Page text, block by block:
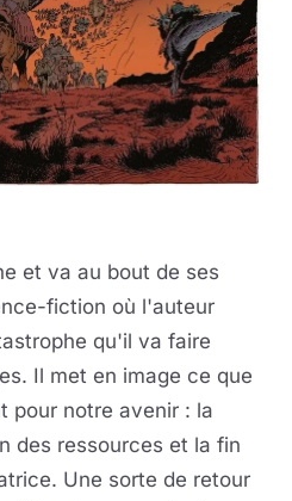
et va au bout de ses
fiction où l'auteur
qu'il va faire
Il met en image ce que
pour notre avenir : la
des ressources et la fin
Une sorte de retour